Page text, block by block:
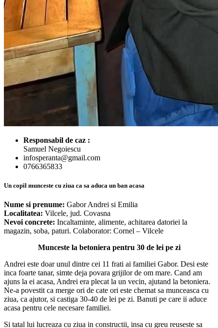
Responsabil de caz :
Samuel Negoiescu
infosperanta@gmail.com
0766365833
Un copil munceste cu ziua ca sa aduca un ban acasa
Nume si prenume: Gabor Andrei si Emilia
Localitatea: Vilcele, jud. Covasna
Nevoi concrete: Incaltaminte, alimente, achitarea datoriei la
magazin, soba, paturi. Colaborator: Cornel – Vilcele
Munceste la betoniera pentru 30 de lei pe zi
Andrei este doar unul dintre cei 11 frati ai familiei Gabor. Desi este
inca foarte tanar, simte deja povara grijilor de om mare. Cand am
ajuns la ei acasa, Andrei era plecat la un vecin, ajutand la betoniera.
Ne-a povestit ca merge ori de cate ori este chemat sa munceasca cu
ziua, ca ajutor, si castiga 30-40 de lei pe zi. Banuti pe care ii aduce
acasa pentru cele necesare familiei.
Si tatal lui lucreaza cu ziua in constructii, insa cu greu reuseste sa